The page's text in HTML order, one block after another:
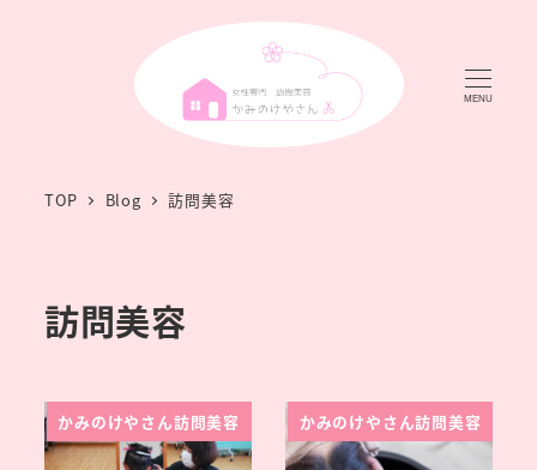
MENU
TOP Blog 訪問美容
訪問美容
かみのけやさん訪問美容 かみのけやさん訪問美容